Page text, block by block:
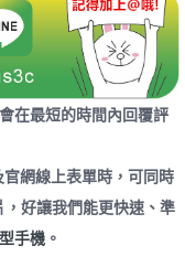
在最短的時間內回覆評
網線上表單時，可同時
好讓我們能更快速、準
手機 。